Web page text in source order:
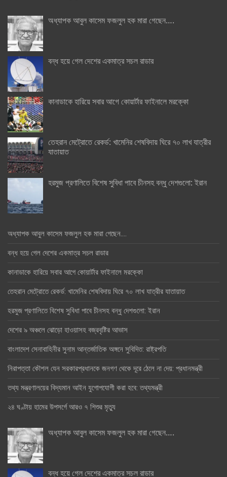
অধ্যাপক আবুল কাসেম ফজলুল হক মারা গেছেন….
বন্ধ হয়ে গেল দেশের একমাত্র সচল রাডার
কানাডাকে হারিয়ে সবার আগে কোয়ার্টার ফাইনালে মরক্কো
তেহরান মেট্রোতে রেকর্ড: খামেনির শেষবিদায় ঘিরে ৭০ লাখ যাত্রীর
যাতায়াত
হরমুজ প্রণালিতে বিশেষ সুবিধা পাবে চীনসহ বন্ধু দেশগুলো: ইরান
অধ্যাপক আবুল কাসেম ফজলুল হক মারা গেছেন….
বন্ধ হয়ে গেল দেশের একমাত্র সচল রাডার
কানাডাকে হারিয়ে সবার আগে কোয়ার্টার ফাইনালে মরক্কো
তেহরান মেট্রোতে রেকর্ড: খামেনির শেষবিদায় ঘিরে ৭০ লাখ যাত্রীর যাতায়াত
হরমুজ প্রণালিতে বিশেষ সুবিধা পাবে চীনসহ বন্ধু দেশগুলো: ইরান
দেশের ৯ অঞ্চলে ঝোড়ো হাওয়াসহ বজ্রবৃষ্টির আভাস
বাংলাদেশ সেনাবাহিনীর সুনাম আন্তর্জাতিক অঙ্গনে সুবিদিত: রাষ্ট্রপতি
নিরাপত্তা কৌশল যেন সরকারপ্রধানকে জনগণ থেকে দূরে ঠেলে না দেয়: প্রধানমন্ত্রী
তথ্য মন্ত্রণালয়ের বিদ্যমান আইন যুগোপযোগী করা হবে: তথ্যমন্ত্রী
২৪ ঘণ্টায় হামের উপসর্গে আরও ৭ শিশুর মৃত্যু
অধ্যাপক আবুল কাসেম ফজলুল হক মারা গেছেন….
বন্ধ হয়ে গেল দেশের একমাত্র সচল রাডার